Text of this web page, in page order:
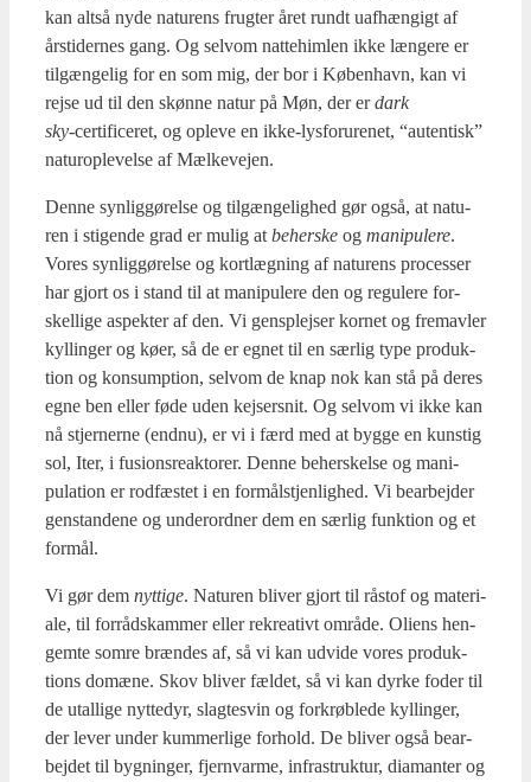
kan alt­så nyde natu­rens frug­ter året rundt uaf­hæn­gigt af
års­ti­der­nes gang. Og selv­om nat­te­him­len ikke læn­ge­re er
til­gæn­ge­lig for en som mig, der bor i Køben­havn, kan vi
rej­se ud til den skøn­ne natur på Møn, der erdark
sky-cer­ti­fi­ce­ret, og ople­ve en ikke-lys­foru­re­net, “auten­tisk”
natu­ro­p­le­vel­se af Mæl­ke­vej­en.
Den­ne syn­lig­gø­rel­se og til­gæn­ge­lig­hed gør også, at natu­
ren i sti­gen­de grad er mulig at beher­ske og mani­pule­re.
Vores syn­lig­gø­rel­se og kort­læg­ning af natu­rens pro­ces­ser
har gjort os i stand til at mani­pule­re den og regu­le­re for­
skel­li­ge aspek­ter af den. Vi gens­plej­ser kor­net og fre­mav­ler
kyl­lin­ger og køer, så de er egnet til en sær­lig type pro­duk­
tion og konsump­tion, selv­om de knap nok kan stå på deres
egne ben eller føde uden kej­ser­snit. Og selv­om vi ikke kan
nå stjer­ner­ne (end­nu), er vi i færd med at byg­ge en kun­stig
sol, Iter, i fusions­re­ak­to­rer. Den­ne beher­skel­se og mani­
pula­tion er rod­fæ­stet i en for­måls­tjen­lig­hed. Vi bear­bej­der
gen­stan­de­ne og under­ord­ner dem en sær­lig funk­tion og et
for­mål.
Vi gør dem nyt­ti­ge. Natu­ren bli­ver gjort til råstof og mate­ri­
a­le, til for­rå­dskam­mer eller rekre­a­tivt områ­de. Oli­ens hen­
gem­te som­re bræn­des af, så vi kan udvi­de vores pro­duk­
tions domæ­ne. Skov bli­ver fæl­det, så vi kan dyr­ke foder til
de utal­li­ge nyt­te­dyr, slag­tesvin og for­krøb­le­de kyl­lin­ger,
der lever under kum­mer­li­ge for­hold. De bli­ver også bear­
bej­det til byg­nin­ger, fjern­var­me, infra­struk­tur, dia­man­ter og